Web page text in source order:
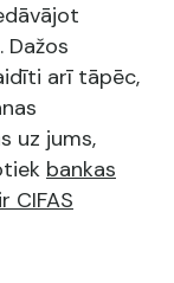
arī tāpēc,
uz jums,
bankas
ir CIFAS